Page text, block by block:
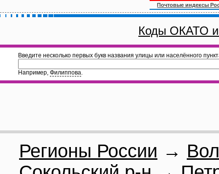
Почтовые индексы
Коды ОКАТО
Введите несколько первых букв названия улицы или населённого
Например, Филиппова.
Регионы России →